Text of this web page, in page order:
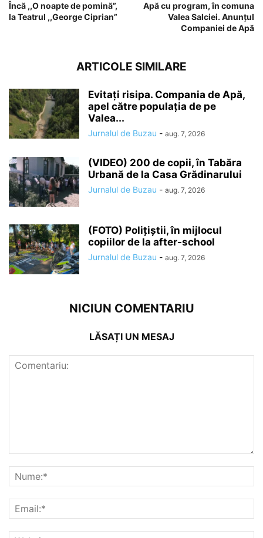
Încă ,,O noapte de pomină”,
la Teatrul ,,George Ciprian”
Apă cu program, în comuna
Valea Salciei. Anunțul
Companiei de Apă
ARTICOLE SIMILARE
Evitați risipa. Compania de Apă,
apel către populația de pe
Valea...
Jurnalul de Buzau - aug. 7, 2026
(VIDEO) 200 de copii, în Tabăra
Urbană de la Casa Grădinarului
Jurnalul de Buzau - aug. 7, 2026
(FOTO) Polițiștii, în mijlocul
copiilor de la after-school
Jurnalul de Buzau - aug. 7, 2026
NICIUN COMENTARIU
LĂSAȚI UN MESAJ